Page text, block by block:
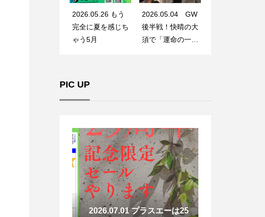
2026.05.26 もう
完全に夏を感じち
ゃう5月
2026.05.04 GW
後半戦！快晴の大
須で「運命の一
PIC UP
2026.07.01 プラスエーは25